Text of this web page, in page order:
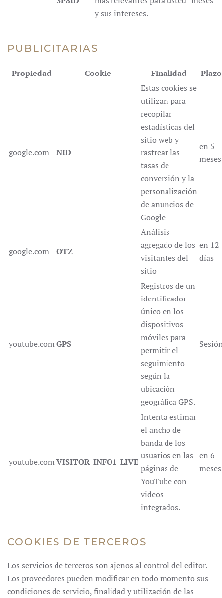
y sus intereses.
PUBLICITARIAS
Propiedad Cookie Finalidad Plazo
google.com NID
Estas cookies se
utilizan para
recopilar
estadísticas del
sitio web y
rastrear las
tasas de
conversión y la
personalización
de anuncios de
Google
en 5
meses
google.com OTZ
Análisis
agregado de los
visitantes del
sitio
en 12
días
youtube.comGPS
Registros de un
identificador
único en los
dispositivos
móviles para
permitir el
seguimiento
según la
ubicación
geográfica GPS.
youtube.comVISITOR_INFO1_LIVE
Intenta estimar
el ancho de
banda de los
usuarios en las
páginas de
YouTube con
videos
integrados.
en 6
meses
COOKIES DE TERCEROS
Los servicios de terceros son ajenos al control del editor.
Los proveedores pueden modificar en todo momento sus
condiciones de servicio, finalidad y utilización de las